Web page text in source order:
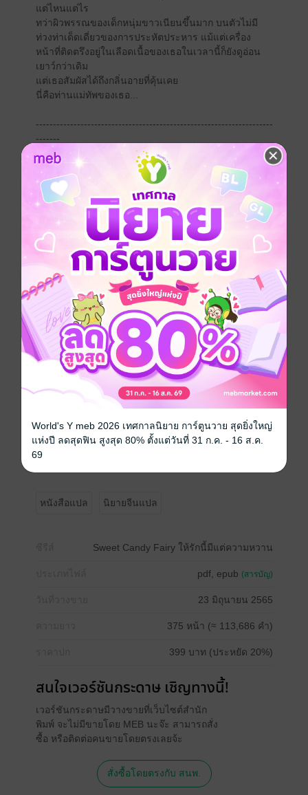
แต่ไหนแต่ไร
ทว่าผิวพรรณของเด็กหนุ่มขาวเนียนขึ้นมาก บนตัวไม่มี
ท่วงท่าเด็ดเดี่ยวของการประหัตประหาร แม้แต่เครื่อง
หน้าที่ติดตรึงอยู่ในเลือดเนื้อของเธอในเวลานี้ก็ยังดูอ่อน
เยาว์กว่าเดิม
แต่เธอสัมผัสได้ถึงกลิ่นอายที่คุ้นเคย
นี่คือท่านแม่ทัพของเธอ...
---------------------------------------------------------------------
-------
ไม่ว่าจะเป็นการได้ยิน การพูด หรือความทรงจำในช่วง
เวลาปัจจุบัน
เธอล้วนสูญเสียมันไปทั้งหมด... หลังผ่านช่วงเวลาแห่ง
ความเป็นความตาย
‘ชีอิ้ง’ เด็กสาววัยย่างสิบเจ็ดปีผู้สูญเสียหลายสิ่งหลายอย่าง
ในชีวิตไป
กลับจดจำได้เพียงเรื่องราวโศกนาฏกรรมรักระหว่างเธอกับ
ท่านแม่ทัพในอดีตชาติ
และสิ่งที่ไม่เคยคาดคิดเลยคือการย้ายโรงเรียนใหม่จะ
ทำให้ได้พบกับ ‘ท่านแม่ทัพ’ ของเธออีกครั้ง
แต่ทำไม... ท่านแม่ทัพถึงได้กลายเป็น ‘ขาใหญ่แห่งมัธยม
ไห่เฉิงหมายเลขหนึ่ง’ ไปซะได้ล่ะ!
ชื่อของ ‘จี้รั่ง’ แห่งห้องเก้าก็เหมือนกับลูกระเบิด จับโยนไป
ทางไหนผู้คนล้วนแตกตื่น
เรื่องเรียนเขาไม่ยุ่ง มุ่งแต่สร้างปัญหา
แต่ทำไม ‘ยายเด็กโง่ห้องสอง’ ถึงได้ไม่เกรงกลัวเขาเลยสัก
จิตใจห้าวหาญของเด็กหนุ่มที่ไม่เคยหวั่นไหวต่อสิ่งใดใน
โลกหล้า
เวลานี้กลับสั่นไหวไม่เป็นท่าไปเสียนี่!
"
หนังสือแปล นิยายจีนแปล
Sweet Candy Fairy ให้รักนี้มีแต่ความหวาน
pdf, epub (สารบัญ)
23 มิถุนายน 2565
375 หน้า (≈ 113,686 คำ)
399 บาท (ประหยัด 20%)
สนใจเวอร์ชันกระดาษ เชิญทางนี้!
เวอร์ชันกระดาษมีวางขายที่เว็บไซต์สำนัก
พิมพ์ จะไม่มีขายโดย MEB นะจ๊ะ สามารถสั่ง
ซื้อ หรือติดต่อคนขายโดยตรงเลยจ้ะ
สั่งซื้อโดยตรงกับ สนพ.
World's Y meb 2026 เทศกาลนิยาย การ์ตูนวาย สุดยิ่งใหญ่
แห่งปี ลดสุดฟิน สูงสุด 80% ตั้งแต่วันที่ 31 ก.ค. - 16 ส.ค.
69